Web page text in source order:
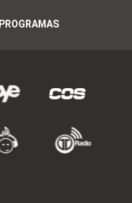
PROGRAMAS